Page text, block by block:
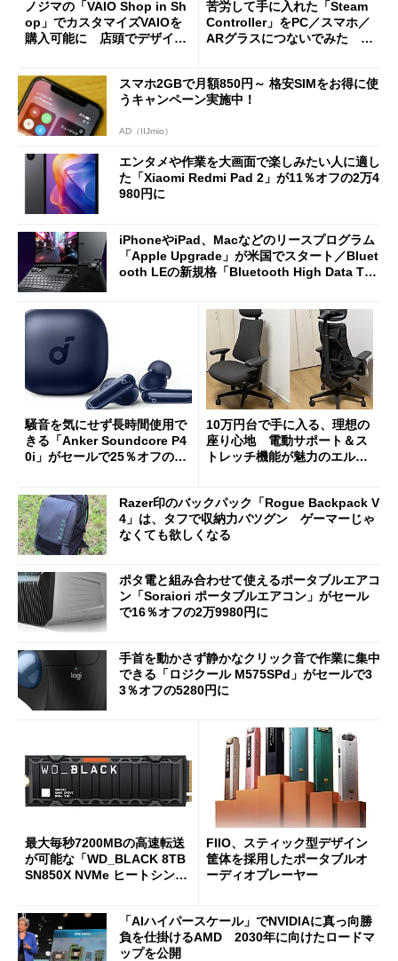
ノジマの「VAIO Shop in Sh
op」でカスタマイズVAIOを
購入可能に 店頭でデザイン
苦労して手に入れた「Steam
Controller」をPC／スマホ／
ARグラスにつないでみた ゲ
スマホ2GBで月額850円～ 格安SIMをお得に使
うキャンペーン実施中！
AD（IIJmio）
エンタメや作業を大画面で楽しみたい人に適し
た「Xiaomi Redmi Pad 2」が11％オフの2万4
980円に
iPhoneやiPad、Macなどのリースプログラム
「Apple Upgrade」が米国でスタート／Bluet
ooth LEの新規格「Bluetooth High Data Thr
騒音を気にせず長時間使用で
きる「Anker Soundcore P4
0i」がセールで25％オフの59
10万円台で手に入る、理想の
座り心地 電動サポート＆ス
トレッチ機能が魅力のエルゴ
Razer印のバックパック「Rogue Backpack V
4」は、タフで収納力バツグン ゲーマーじゃ
なくても欲しくなる
ポタ電と組み合わせて使えるポータブルエアコ
ン「Soraiori ポータブルエアコン」がセール
で16％オフの2万9980円に
手首を動かさず静かなクリック音で作業に集中
できる「ロジクール M575SPd」がセールで3
3％オフの5280円に
最大毎秒7200MBの高速転送
が可能な「WD_BLACK 8TB
SN850X NVMe ヒートシンク
FIIO、スティック型デザイン
筐体を採用したポータブルオ
ーディオプレーヤー
「AIハイパースケール」でNVIDIAに真っ向勝
負を仕掛けるAMD 2030年に向けたロードマ
ップを公開